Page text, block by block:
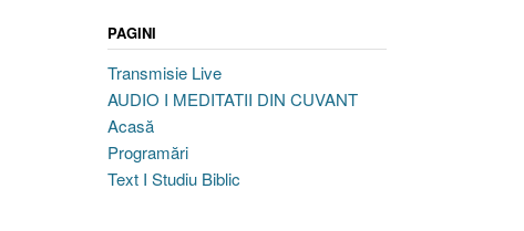
PAGINI
Transmisie Live
AUDIO I MEDITATII DIN CUVANT
Acasă
Programări
Text I Studiu Biblic